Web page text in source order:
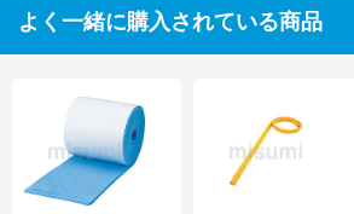
よく一緒に購入されている商品